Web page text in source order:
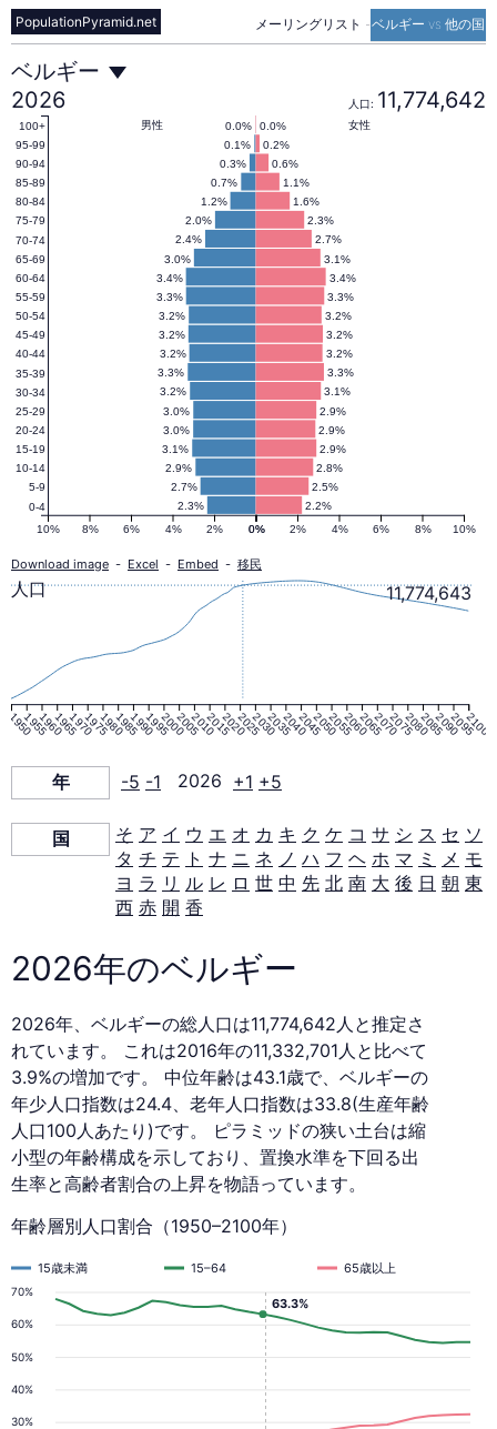
メーリングリスト -ベルギー vs 他の国
PopulationPyramid.net
ベ
ル
ギ
ー
の
人
口
ピ
ラ
ッ
ド
（1950–
2100
ベルギー
2026
人口: 11,774,642
2.2%
2.3%
2.5%
2.7%
2.8%
2.9%
2.9%
3.1%
2.9%
3.0%
2.9%
3.0%
3.1%
3.2%
3.3%
3.3%
3.2%
3.2%
3.2%
3.2%
3.2%
3.2%
3.3%
3.3%
3.4%
3.4%
3.1%
3.0%
2.7%
2.4%
2.3%
2.0%
1.6%
1.2%
1.1%
0.7%
0.6%
0.3%
0.2%
0.1%
0.0%
0.0% 女性
男性
0% 2% 4% 6% 8% 10%
10% 8% 6% 4% 2% 0%
0-4
5-9
10-14
15-19
20-24
25-29
30-34
35-39
40-44
45-49
50-54
55-59
60-64
65-69
70-74
75-79
80-84
85-89
90-94
95-99
100+
Download image - Excel - Embed - 移民
1950195519601965197019751980198519901995200020052010201520202025203020352040204520502055206020652070207520802085209020952100
11,774,643
人口
年 -5 -1 2026 +1 +5
国 そ ア イ ウ エ オ カ キ ク ケ コ サ シ ス セ ソ
タ チ テ ト ナ ニ ネ ノ ハ フ ヘ ホ マ ミ メ モ
ヨ ラ リ ル レ ロ 世 中 先 北 南 大 後 日 朝 東
西 赤 開 香
2026年のベルギー
2026年、ベルギーの総人口は11,774,642人と推定さ
れています。 これは2016年の11,332,701人と比べて
3.9%の増加です。 中位年齢は43.1歳で、ベルギーの
年少人口指数は24.4、老年人口指数は33.8(生産年齢
人口100人あたり)です。 ピラミッドの狭い土台は縮
小型の年齢構成を示しており、置換水準を下回る出
生率と高齢者割合の上昇を物語っています。
年齢層別人口割合（1950–2100年）
30%
40%
50%
60%
70%
15歳未満 15–64 65歳以上
63.3%